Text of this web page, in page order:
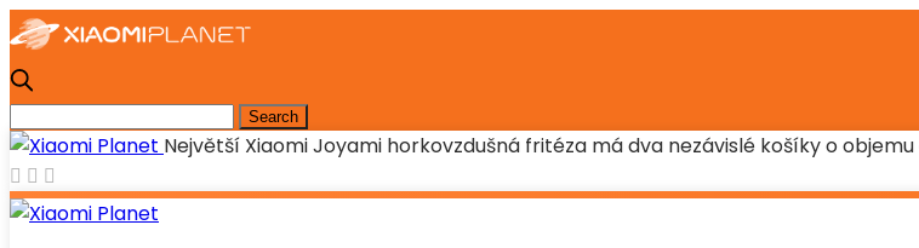
Největší Xiaomi Joyami horkovzdušná fritéza má dva nezávislé košíky o